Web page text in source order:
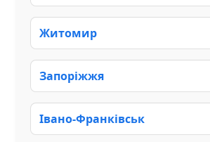
Житомир
Запоріжжя
Івано-Франківськ